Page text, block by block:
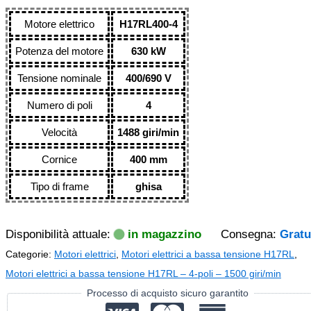
Motore elettrico H17RL400-4
Potenza del motore 630 kW
Tensione nominale 400/690 V
Numero di poli 4
Velocità 1488 giri/min
Cornice 400 mm
Tipo di frame ghisa
Disponibilità attuale: in magazzino Consegna:
Categorie: Motori elettrici, Motori elettrici a bassa tensione H17RL,
Motori elettrici a bassa tensione H17RL – 4-poli – 1500 giri/min
Processo di acquisto sicuro garantito